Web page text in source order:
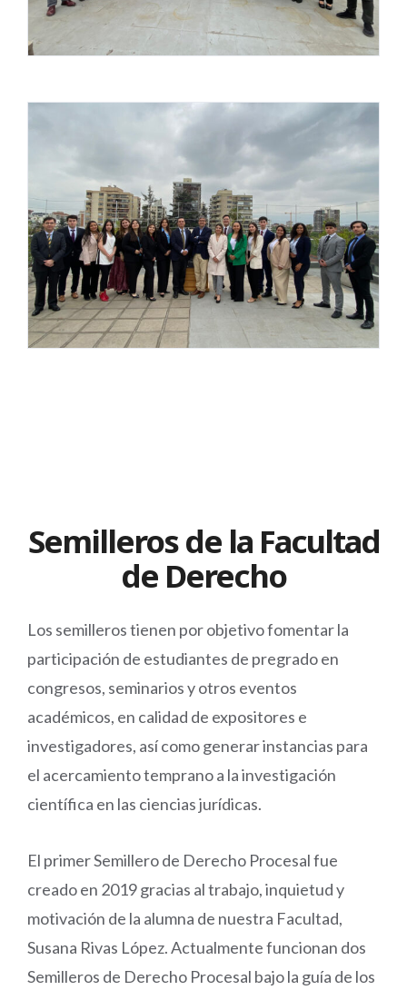
Semilleros de la Facultad
de Derecho
Los semilleros tienen por objetivo fomentar la
participación de estudiantes de pregrado en
congresos, seminarios y otros eventos
académicos, en calidad de expositores e
investigadores, así como generar instancias para
el acercamiento temprano a la investigación
científica en las ciencias jurídicas.
El primer Semillero de Derecho Procesal fue
creado en 2019 gracias al trabajo, inquietud y
motivación de la alumna de nuestra Facultad,
Susana Rivas López. Actualmente funcionan dos
Semilleros de Derecho Procesal bajo la guía de los